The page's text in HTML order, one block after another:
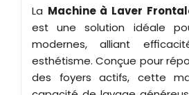
La Machine à Laver
est une solution idéale
modernes, alliant
esthétisme. Conçue pour
des foyers actifs, cette